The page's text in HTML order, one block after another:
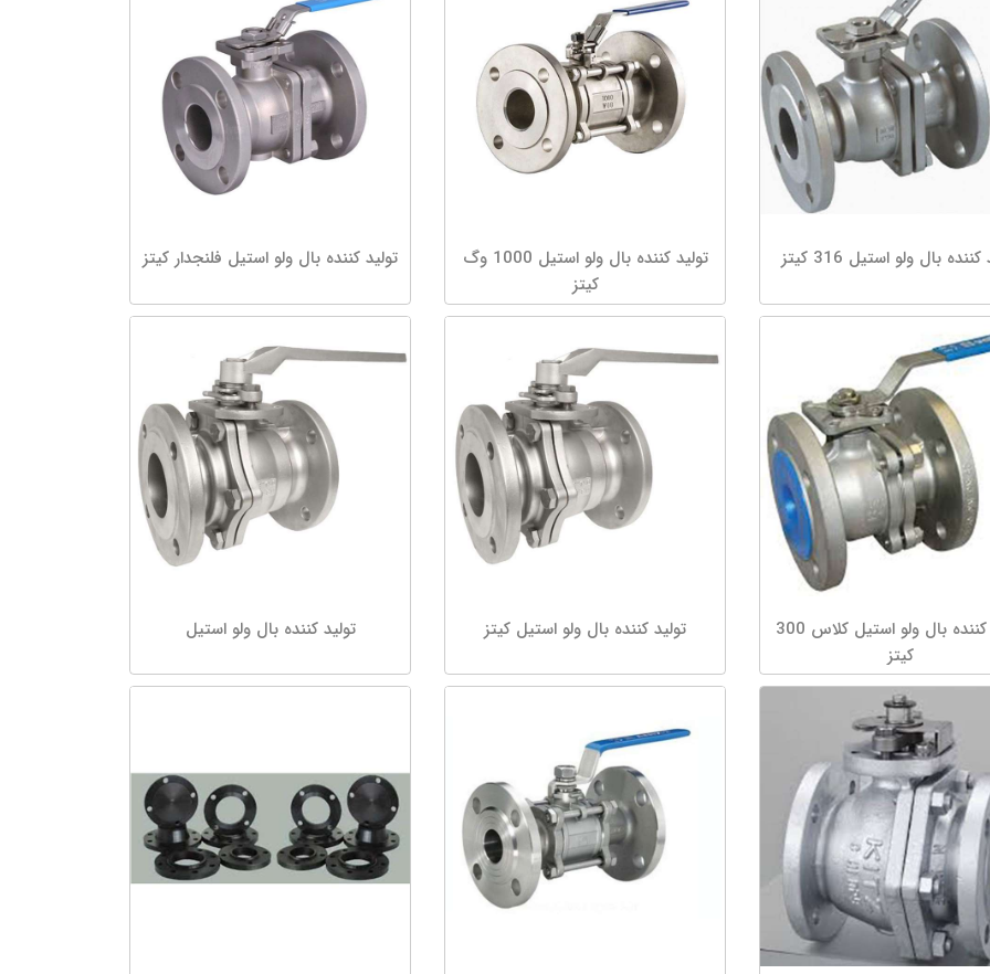
بال ولو استیل 316 کیتز
تولید کننده بال ولو استیل 1000 وگ
کیتز
تولید کننده بال ولو استیل فلنجدار کیتز
تولید کننده بال ولو استیل کلاس 300
کیتز
تولید کننده بال ولو استیل کیتز تولید کننده بال ولو استیل